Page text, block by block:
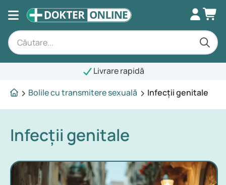
Livrare rapidă
Bolile cu transmitere sexuală
Infecții genitale
Infecții genitale